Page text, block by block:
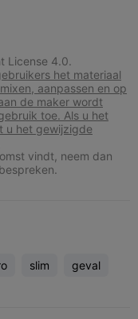
License 4.0.
het materiaal
aanpassen en op
de maker wordt
toe. Als u het
u het gewijzigde
vindt, neem dan
slim geval